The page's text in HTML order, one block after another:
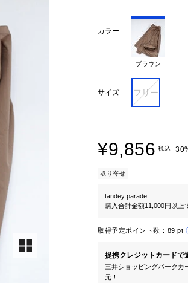
カラー
ブラウン
サイズ フリー
¥9,856 税込
取り寄せ
tandey parade
購入合計金額11,000円以上
取得予定ポイント数： 89 pt
提携クレジットカードで
三井ショッピングパークカ
元！